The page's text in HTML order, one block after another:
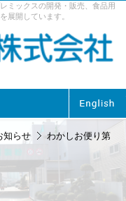
ミックスの開発・販売、食品用
展開しています。
事業内容
サステナビリティ
知らせ
わかしお便り第